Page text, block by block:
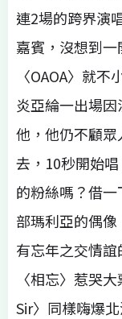
連2場的跨界演
嘉賓，沒想到
〈OAOA〉就
炎亞綸一出場
他，他仍不顧
去，10秒開始
的粉絲嗎？借
部瑪利亞的偶
有忘年之交情
〈相忘〉惹哭
Sir〉同樣嗨爆